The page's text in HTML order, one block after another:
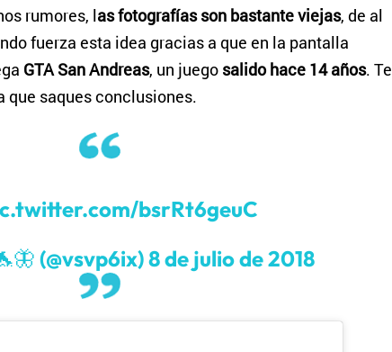
rumores, las fotografías son bastante viejas, de al
fuerza esta idea gracias a que en la pantalla
GTA San Andreas, un juego salido hace 14 años. Te
que saques conclusiones.
bsrRt6geuC
(@vsvp6ix)8 de julio de 2018